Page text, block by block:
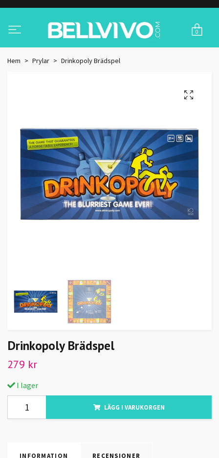
0
Hem Prylar Drinkopoly Brädspel
Drinkopoly Brädspel
279 kr
I lager
LÄGG I VARUKORGEN
INFORMATION RECENSIONER